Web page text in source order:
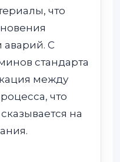
что
аварий. С
стандарта
между
что
на